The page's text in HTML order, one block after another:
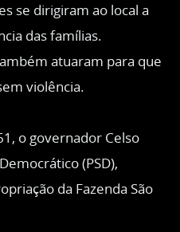
se dirigiram ao local a
das famílias.
atuaram para que
violência.
o governador Celso
(PSD),
da Fazenda São